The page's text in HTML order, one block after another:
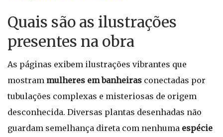
Quais são as ilustrações
presentes na obra
As páginas exibem ilustrações vibrantes que
mostram mulheres em banheiras conectadas por
tubulações complexas e misteriosas de origem
desconhecida. Diversas plantas desenhadas não
guardam semelhança direta com nenhuma espécie